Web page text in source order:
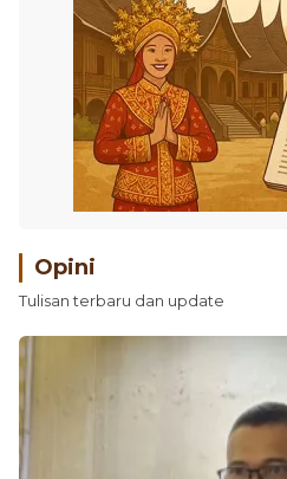
Opini
Tulisan terbaru dan update